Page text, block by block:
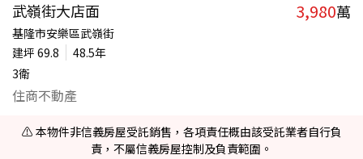
武嶺街大店面 3,980萬
基隆市安樂區武嶺街
建坪 69.8
48.5年
3衛
住商不動產
⚠️ 本物件非信義房屋受託銷售，各項責任概由該受託業者自行負
責，不屬信義房屋控制及負責範圍。